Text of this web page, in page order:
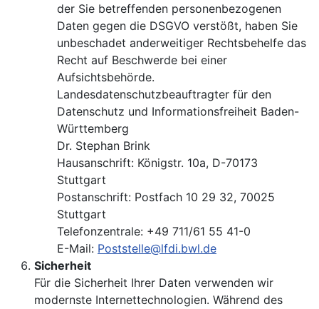
der Sie betreffenden personenbezogenen
Daten gegen die DSGVO verstößt, haben Sie
unbeschadet anderweitiger Rechtsbehelfe das
Recht auf Beschwerde bei einer
Aufsichtsbehörde.
Landesdatenschutzbeauftragter für den
Datenschutz und Informationsfreiheit Baden-
Württemberg
Dr. Stephan Brink
Hausanschrift: Königstr. 10a, D-70173
Stuttgart
Postanschrift: Postfach 10 29 32, 70025
Stuttgart
Telefonzentrale: +49 711/61 55 41-0
E-Mail: Poststelle@lfdi.bwl.de
Sicherheit
Für die Sicherheit Ihrer Daten verwenden wir
modernste Internettechnologien. Während des